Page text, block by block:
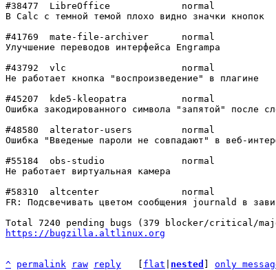
#38477	LibreOffice     	normal  	 ---
В Calc с темной темой плохо видно значки кнопок
#41769	mate-file-archiver	normal  	 ---
Улучшение переводов интерфейса Engrampa
#43792	vlc             	normal  	 ---
Не работает кнопка "воспроизведение" в плагине
#45207	kde5-kleopatra  	normal  	 ---
Ошибка закодированного символа "запятой" после
#48580	alterator-users 	normal  	 ---
Ошибка "Введеные пароли не совпадают" в веб-
#55184	obs-studio      	normal  	 ---
Не работает виртуальная камера
#58310	altcenter       	normal  	 ---
FR: Подсвечивать цветом сообщения journald в
https://bugzilla.altlinux.org
^ permalink raw reply flat nested only